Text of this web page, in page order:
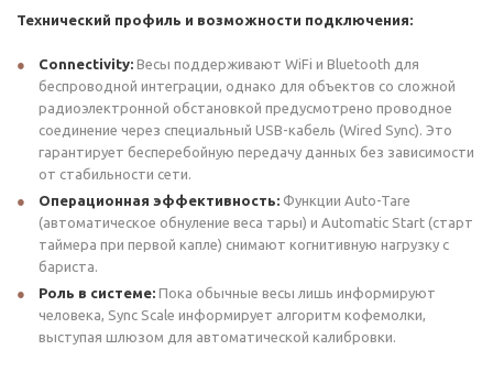
Технический профиль и возможности подключения:
Connectivity: Весы поддерживают WiFi и Bluetooth для
беспроводной интеграции, однако для объектов со сложной
радиоэлектронной обстановкой предусмотрено проводное
соединение через специальный USB-кабель (Wired Sync). Это
гарантирует бесперебойную передачу данных без зависимости
от стабильности сети.
Операционная эффективность: Функции Auto-Tare
(автоматическое обнуление веса тары) и Automatic Start (старт
таймера при первой капле) снимают когнитивную нагрузку с
бариста.
Роль в системе: Пока обычные весы лишь информируют
человека, Sync Scale информирует алгоритм кофемолки,
выступая шлюзом для автоматической калибровки.